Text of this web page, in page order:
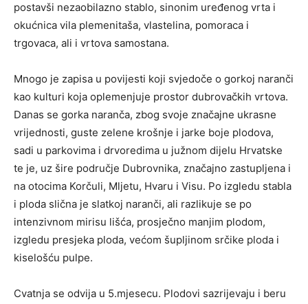
postavši nezaobilazno stablo, sinonim uređenog vrta i
okućnica vila plemenitaša, vlastelina, pomoraca i
trgovaca, ali i vrtova samostana.
Mnogo je zapisa u povijesti koji svjedoče o gorkoj naranči
kao kulturi koja oplemenjuje prostor dubrovačkih vrtova.
Danas se gorka naranča, zbog svoje značajne ukrasne
vrijednosti, guste zelene krošnje i jarke boje plodova,
sadi u parkovima i drvoredima u južnom dijelu Hrvatske
te je, uz šire područje Dubrovnika, značajno zastupljena i
na otocima Korčuli, Mljetu, Hvaru i Visu. Po izgledu stabla
i ploda slična je slatkoj naranči, ali razlikuje se po
intenzivnom mirisu lišća, prosječno manjim plodom,
izgledu presjeka ploda, većom šupljinom srčike ploda i
kiselošću pulpe.
Cvatnja se odvija u 5.mjesecu. Plodovi sazrijevaju i beru